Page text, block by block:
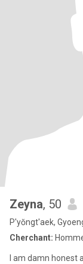
Zeyna, 50
P'yŏngt'aek,
Cherchant:
I am damn honest